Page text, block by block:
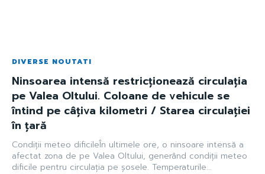
DIVERSE NOUTATI
Ninsoarea intensă restricționează circulația
pe Valea Oltului. Coloane de vehicule se
întind pe câțiva kilometri / Starea circulației
în țară
Condiții meteo dificileÎn ultimele ore, o ninsoare intensă a
afectat zona de pe Valea Oltului, generând condiții meteo
dificile pentru circulația pe șosele. Temperaturile...